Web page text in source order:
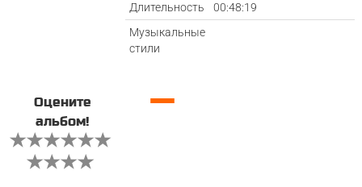
Длительность
00:48:19
Музыкальные
стили
Оцените
альбом!
—